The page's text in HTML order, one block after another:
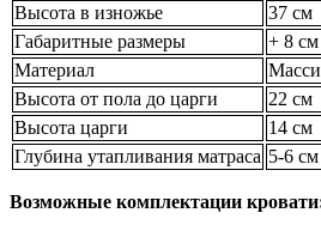
Высота в изножье
37 см
Габаритные размеры
+ 8
Материал
Высота от пола до царги
22 см
Высота царги
14 см
Глубина утапливания матраса 5-6 см
Возможные комплектации